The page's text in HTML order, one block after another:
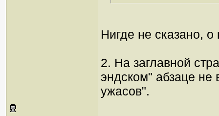
Нигде не сказано,
2. На заглавной
эндском" абзаце не
ужасов".